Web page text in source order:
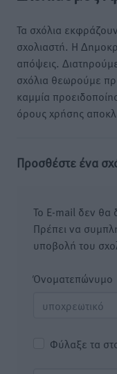
Τα σχόλια
σχολιαστή. Η
απόψεις.
σχόλια θεωρούμε
καμμία
όρους χρήσης
Προσθέστε ένα
Το E-mail δεν θα
Πρέπει να
υποβολή του
Όνοματεπώνυμο
Φύλαξε τα